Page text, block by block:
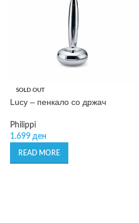
SOLD OUT
Lucy – пенкало со држач
Philippi
1.699 ден
READ MORE